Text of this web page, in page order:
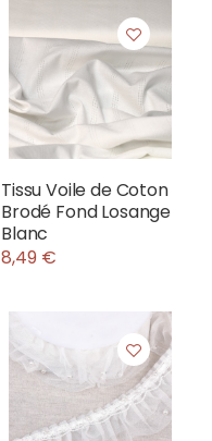
Tissu Voile de Coton
Brodé Fond Losange
Blanc
8,49 €